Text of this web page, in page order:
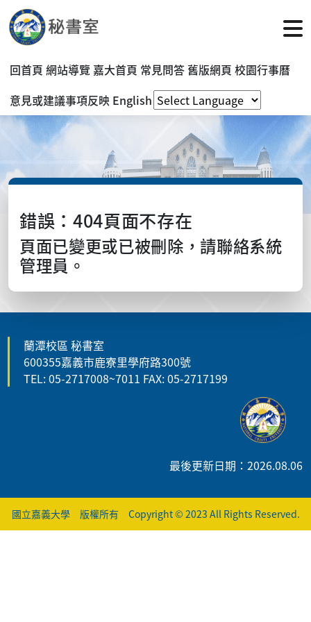
回首頁 網站導覽 嘉大首頁 常見問答 舊版網頁 校園行事曆
意見或建議事項反映 English
錯誤：404頁面不存在
頁面已變更或已被刪除，請聯絡系統
管理員。
蘭潭校區 秘書室
600355嘉義市鹿寮里學府路300號
TEL: 05-2717008~7011 FAX: 05-2717199
最後更新日期：2026.08.06
國立嘉義大學 版權所有 Copyright © 2023 All Rights Reserved.